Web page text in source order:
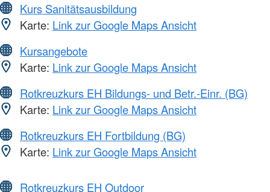
Kurs Sanitätsausbildung
Karte: Link zur Google Maps Ansicht
Kursangebote
Karte: Link zur Google Maps Ansicht
Rotkreuzkurs EH Bildungs- und Betr.-Einr. (BG)
Karte: Link zur Google Maps Ansicht
Rotkreuzkurs EH Fortbildung (BG)
Karte: Link zur Google Maps Ansicht
Rotkreuzkurs EH Outdoor